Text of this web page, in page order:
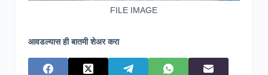
FILE IMAGE
आवडल्यास ही बातमी शेअर करा